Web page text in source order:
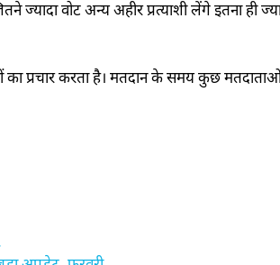
वोट अन्य अहीर प्रत्याशी लेंगे इतना ही
का प्रचार करता है। मतदान के समय कुछ